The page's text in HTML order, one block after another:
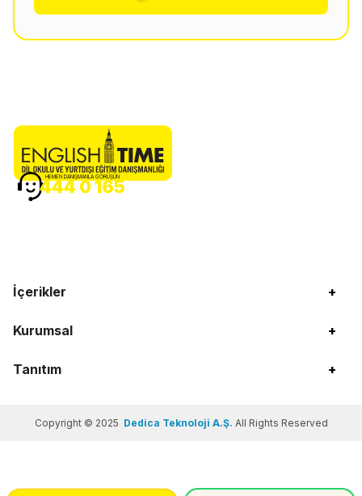
İçerikler +
Kurumsal +
Tanıtım +
HEMEN DANIŞMANLA GÖRÜŞÜN
444 0 165
Copyright © 2025 Dedica Teknoloji A.Ş. All Rights Reserved